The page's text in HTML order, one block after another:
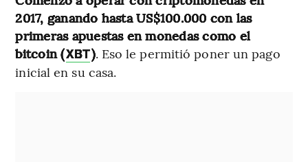
2017, ganando hasta US$100.000 con las
primeras apuestas en monedas como el
bitcoin (XBT). Eso le permitió poner un pago
inicial en su casa.